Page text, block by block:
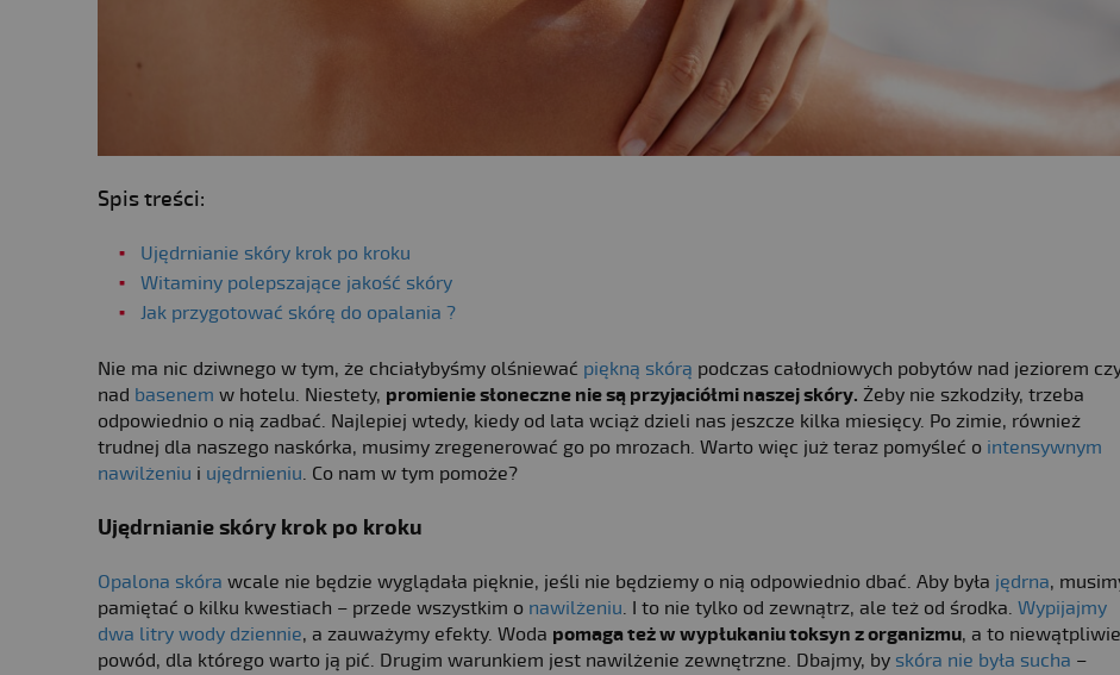
Spis treści:
Ujędrnianie skóry krok po kroku
Witaminy polepszające jakość skóry
Jak przygotować skórę do opalania ?
Nie ma nic dziwnego w tym, że chciałybyśmy olśniewać piękną skórą podczas całodniowych pobytów nad jeziorem
nad basenem w hotelu. Niestety, promienie słoneczne nie są przyjaciółmi naszej skóry. Żeby nie szkodziły, trzeba
odpowiednio o nią zadbać. Najlepiej wtedy, kiedy od lata wciąż dzieli nas jeszcze kilka miesięcy. Po zimie, również
trudnej dla naszego naskórka, musimy zregenerować go po mrozach. Warto więc już teraz pomyśleć o intensywnym
nawilżeniu i ujędrnieniu. Co nam w tym pomoże?
Ujędrnianie skóry krok po kroku
Opalona skóra wcale nie będzie wyglądała pięknie, jeśli nie będziemy o nią odpowiednio dbać. Aby była jędrna,
pamiętać o kilku kwestiach – przede wszystkim o nawilżeniu. I to nie tylko od zewnątrz, ale też od środka. Wypijajmy
dwa litry wody dziennie, a zauważymy efekty. Woda pomaga też w wypłukaniu toksyn z organizmu, a to niewątpliwie
powód, dla którego warto ją pić. Drugim warunkiem jest nawilżenie zewnętrzne. Dbajmy, by skóra nie była sucha –